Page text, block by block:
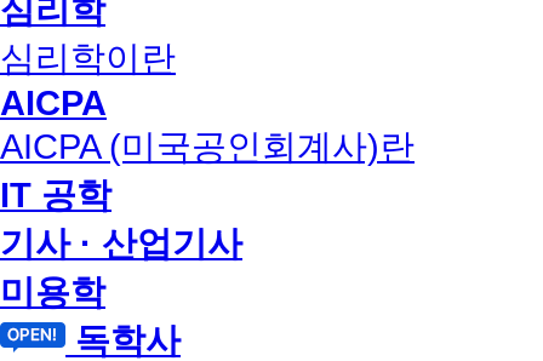
심리학
심리학이란
AICPA
AICPA (미국공인회계사)란
IT 공학
기사 · 산업기사
미용학
독학사